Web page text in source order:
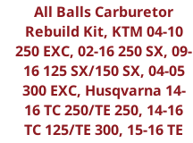
All Balls Carburetor
Rebuild Kit, KTM 04-10
250 EXC, 02-16 250 SX, 09-
16 125 SX/150 SX, 04-05
300 EXC, Husqvarna 14-
16 TC 250/TE 250, 14-16
TC 125/TE 300, 15-16 TE